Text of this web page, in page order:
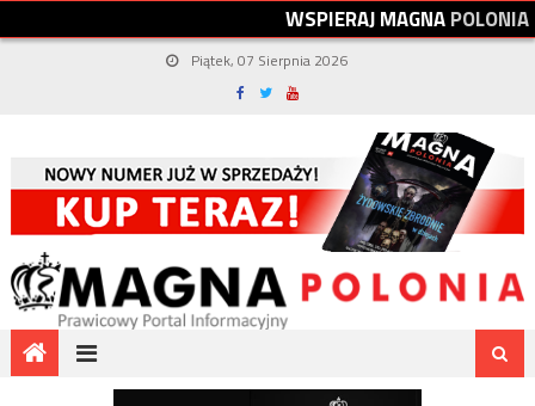
WSPIERAJMAGNAPOLONIA
Piątek, 07 Sierpnia 2026